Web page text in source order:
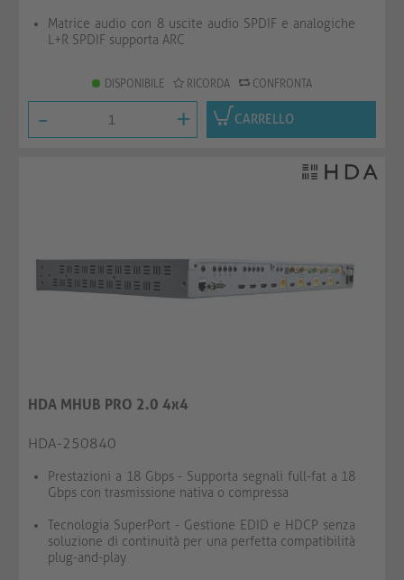
Matrice audio con 8 uscite audio SPDIF e analogiche
L+R SPDIF supporta ARC
DISPONIBILE RICORDA CONFRONTA
- + CARRELLO
HDA MHUB PRO 2.0 4x4
HDA-250840
Prestazioni a 18 Gbps - Supporta segnali full-fat a 18
Gbps con trasmissione nativa o compressa
Tecnologia SuperPort - Gestione EDID e HDCP senza
soluzione di continuità per una perfetta compatibilità
plug-and-play